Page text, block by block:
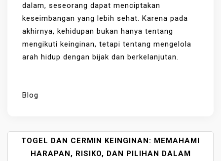
dalam, seseorang dapat menciptakan
keseimbangan yang lebih sehat. Karena pada
akhirnya, kehidupan bukan hanya tentang
mengikuti keinginan, tetapi tentang mengelola
arah hidup dengan bijak dan berkelanjutan.
Blog
TOGEL DAN CERMIN KEINGINAN: MEMAHAMI
HARAPAN, RISIKO, DAN PILIHAN DALAM